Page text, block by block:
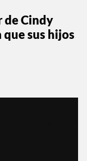
de Cindy
que sus hijos